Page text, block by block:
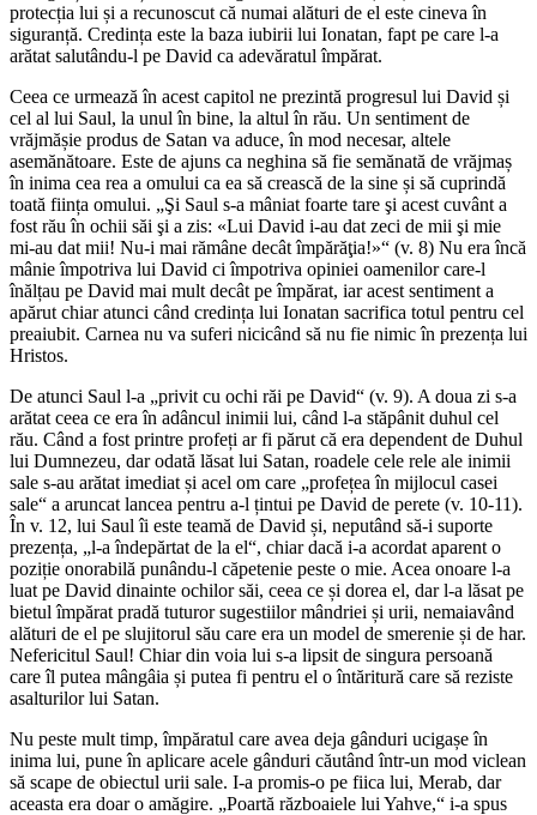
protecția lui și a recunoscut că numai alături de el este cineva în
siguranță. Credința este la baza iubirii lui Ionatan, fapt pe care l-a
arătat salutându-l pe David ca adevăratul împărat.
Ceea ce urmează în acest capitol ne prezintă progresul lui David și
cel al lui Saul, la unul în bine, la altul în rău. Un sentiment de
vrăjmășie produs de Satan va aduce, în mod necesar, altele
asemănătoare. Este de ajuns ca neghina să fie semănată de vrăjmaș
în inima cea rea a omului ca ea să crească de la sine și să cuprindă
toată ființa omului. „Şi Saul s-a mâniat foarte tare şi acest cuvânt a
fost rău în ochii săi şi a zis: «Lui David i-au dat zeci de mii şi mie
mi-au dat mii! Nu-i mai rămâne decât împărăţia!»“ (v. 8) Nu era încă
mânie împotriva lui David ci împotriva opiniei oamenilor care-l
înălțau pe David mai mult decât pe împărat, iar acest sentiment a
apărut chiar atunci când credința lui Ionatan sacrifica totul pentru cel
preaiubit. Carnea nu va suferi nicicând să nu fie nimic în prezența lui
Hristos.
De atunci Saul l-a „privit cu ochi răi pe David“ (v. 9). A doua zi s-a
arătat ceea ce era în adâncul inimii lui, când l-a stăpânit duhul cel
rău. Când a fost printre profeți ar fi părut că era dependent de Duhul
lui Dumnezeu, dar odată lăsat lui Satan, roadele cele rele ale inimii
sale s-au arătat imediat și acel om care „profețea în mijlocul casei
sale“ a aruncat lancea pentru a-l țintui pe David de perete (v. 10-11).
În v. 12, lui Saul îi este teamă de David și, neputând să-i suporte
prezența, „l-a îndepărtat de la el“, chiar dacă i-a acordat aparent o
poziție onorabilă punându-l căpetenie peste o mie. Acea onoare l-a
luat pe David dinainte ochilor săi, ceea ce și dorea el, dar l-a lăsat pe
bietul împărat pradă tuturor sugestiilor mândriei și urii, nemaiavând
alături de el pe slujitorul său care era un model de smerenie și de har.
Nefericitul Saul! Chiar din voia lui s-a lipsit de singura persoană
care îl putea mângâia și putea fi pentru el o întăritură care să reziste
asalturilor lui Satan.
Nu peste mult timp, împăratul care avea deja gânduri ucigașe în
inima lui, pune în aplicare acele gânduri căutând într-un mod viclean
să scape de obiectul urii sale. I-a promis-o pe fiica lui, Merab, dar
aceasta era doar o amăgire. „Poartă războaiele lui Yahve,“ i-a spus